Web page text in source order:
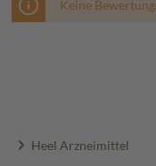
Keine
Heel Arzneimittel